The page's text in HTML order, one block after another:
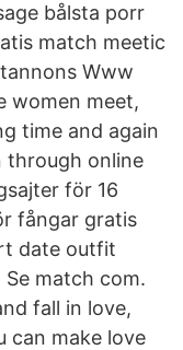
bålsta porr
match meetic
Www
women meet,
time and again
through online
för 16
fångar gratis
date outfit
match com.
fall in love,
can make love